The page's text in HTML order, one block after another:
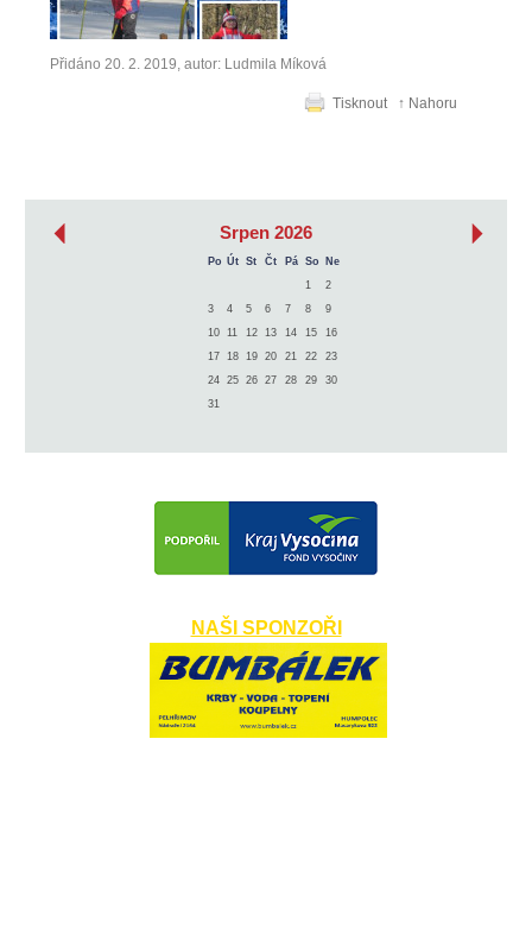
Přidáno 20. 2. 2019, autor: Ludmila Míková
Tisknout ↑ Nahoru
Srpen 2026
Po Út St Čt Pá So
Ne
1
2
3
4 5 6 7 8
9
10
11 12 13 14 15
16
17
18 19 20 21 22
23
24
25 26 27 28 29
30
31
NAŠI SPONZOŘI